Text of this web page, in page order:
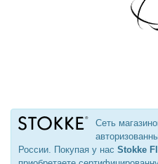
Сеть
России. Покупая у нас Stokke